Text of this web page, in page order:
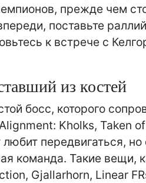
прежде чем
поставьте
к встрече с
из костей
босс, которого
Kholks, Taken
любит передвигаться,
команда. Такие вещи,
Gjallarhorn, Linear